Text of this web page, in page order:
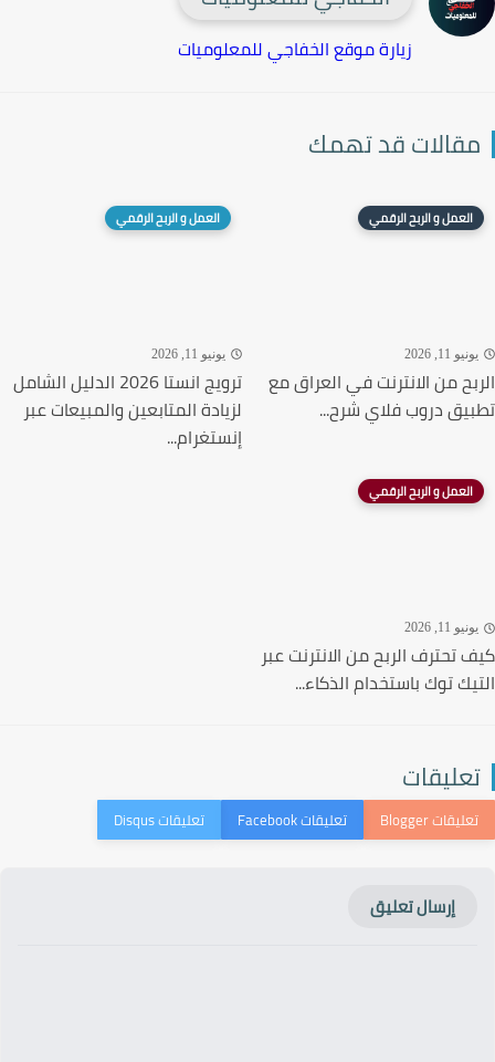
زيارة موقع الخفاجي للمعلوميات
قد تهمك
العمل و الربح الرقمي
11, 2026
من الانترنت في العراق مع
دروب فلاي شرح...
العمل و الربح الرقمي
يونيو 11, 2026
ترويج انستا 2026 الدليل الشامل
لزيادة المتابعين والمبيعات عبر
إنستغرام...
العمل و الربح الرقمي
11, 2026
تحترف الربح من الانترنت عبر
توك باستخدام الذكاء...
إرسال تعليق